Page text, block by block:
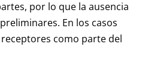
por lo que la ausencia
En los casos
como parte del